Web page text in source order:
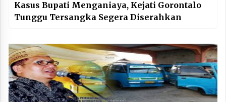
Kasus Bupati Menganiaya, Kejati Gorontalo
Tunggu Tersangka Segera Diserahkan